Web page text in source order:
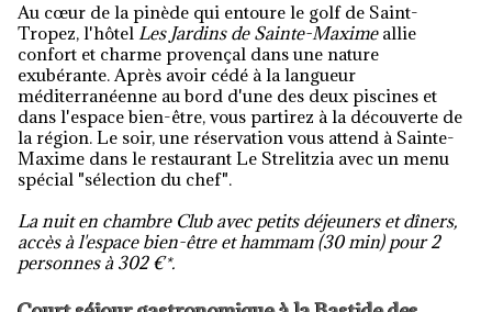
Au cœur de la pinède qui entoure le golf de Saint-
Tropez, l'hôtel Les Jardins de Sainte-Maximeallie
confort et charme provençal dans une nature
exubérante. Après avoir cédé à la langueur
méditerranéenne au bord d'une des deux piscines et
dans l'espace bien-être, vous partirez à la découverte de
la région. Le soir, une réservation vous attend à Sainte-
Maxime dans le restaurant Le Strelitzia avec un menu
spécial "sélection du chef".
La nuit en chambre Club avec petits déjeuners et dîners,
accès à l'espace bien-être et hammam (30 min) pour 2
personnes à 302 €*.